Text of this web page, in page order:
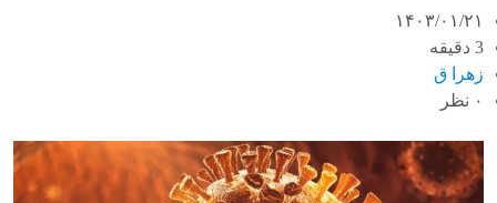
۱۴۰۳/۰۱/۲۱
3 دقیقه
زهرا ق
۰ نظر